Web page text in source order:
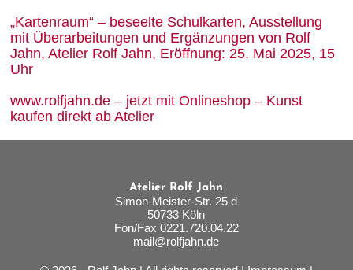
„Kartenraum“ – beseelte Schulkarten, Ausstellung
mit Überarbeitungen und Ergänzungen von Rolf
Jahn, Atelier Rolf Jahn, Eröffnung: 25. Mai 2025, 15
Uhr
www.rolfjahn.de – jetzt mit Onlineshop – Kunst
kaufen direkt ab Atelier
Atelier Rolf Jahn
Simon-Meister-Str. 25 d
50733 Köln
Fon/Fax 0221.720.04.22
mail@rolfjahn.de